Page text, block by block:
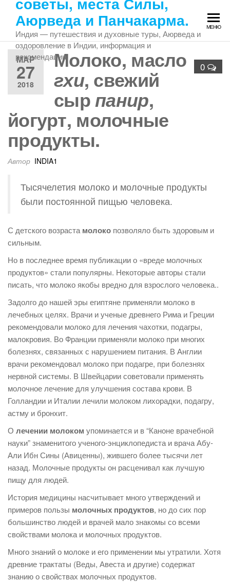
Перейти
содержимому
Аюрведа и Панчакарма.
Индия — путешествия и духовные туры, Аюрведа и
оздоровление в Индии, информация и
рекомендации.
МЕНЮ
МАР
27
2018
0
Молоко, масло
гхи, свежий
сырпанир,
йогурт, молочные
продукты.
Автор INDIA1
Тысячелетия молоко и молочные продукты
были постоянной пищью человека.
С детского возраста молоко позволяло быть здоровым и
сильным.
Но в последнее время публикации о «вреде молочных
продуктов» стали популярны. Hекоторые авторы стали
писать, что молоко якобы вредно для взрослого человека..
Задолго до нашей эры египтяне применяли молоко в
лечебных целях. Врачи и ученые древнего Рима и Греции
рекомендовали молоко для лечения чахотки, подагры,
малокровия. Во Франции применяли молоко при многих
болезнях, связанных с нарушением питания. В Англии
врачи рекомендовал молоко при подагре, при болезнях
нервной системы. В Швейцарии советовали применять
молочное лечение для улучшения состава крови. В
Голландии и Италии лечили молоком лихорадки, подагру,
астму и бронхит.
О лечении молоком упоминается и в “Каноне врачебной
науки” знаменитого ученого-энциклопедиста и врача Абу-
Али Ибн Сины (Авиценны), жившего более тысячи лет
назад. Молочные продукты он расценивал как лучшую
пищу для людей.
История медицины насчитывает много утверждений и
примеров пользы молочных продуктов, но до сих пор
большинство людей и врачей мало знакомы со всеми
свойствами молока и молочных продуктов.
Много знаний о молоке и его применении мы утратили. Хотя
древние трактаты (Веды, Авеста и другие) содержат
знанию о свойствах молочных продуктов.